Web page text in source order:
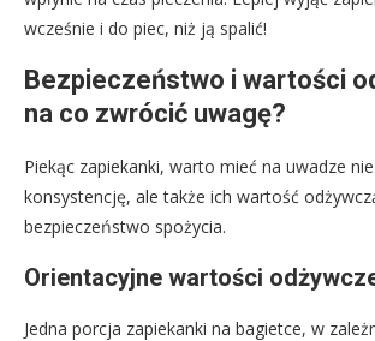
wcześnie i do piec, niż ją spalić!
Bezpieczeństwo i wartości
na co zwrócić uwagę?
Piekąc zapiekanki, warto mieć na uwadze
konsystencję, ale także ich wartość
bezpieczeństwo spożycia.
Orientacyjne wartości
Jedna porcja zapiekanki na bagietce, w